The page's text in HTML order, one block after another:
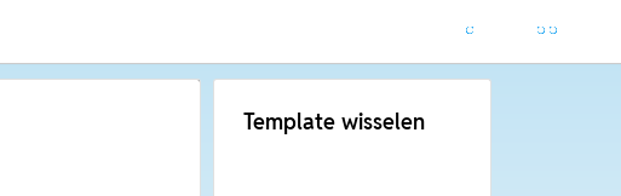
Template wisselen